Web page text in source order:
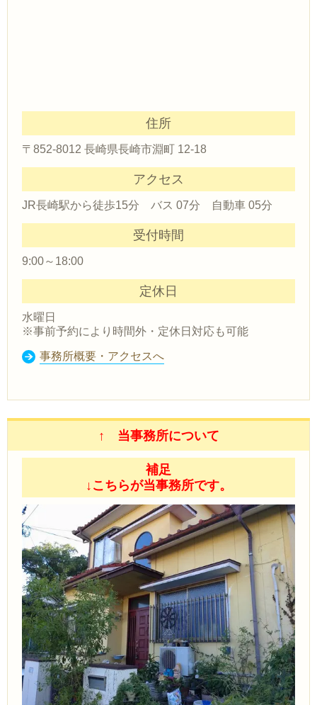
住所
〒852-8012 長崎県長崎市淵町 12-18
アクセス
JR長崎駅から徒歩15分 バス 07分 自動車 05分
受付時間
9:00～18:00
定休日
水曜日
※事前予約により時間外・定休日対応も可能
事務所概要・アクセスへ
↑ 当事務所について
補足
↓こちらが当事務所です。